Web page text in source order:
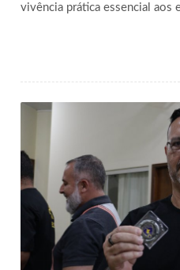
vivência prática essencial aos